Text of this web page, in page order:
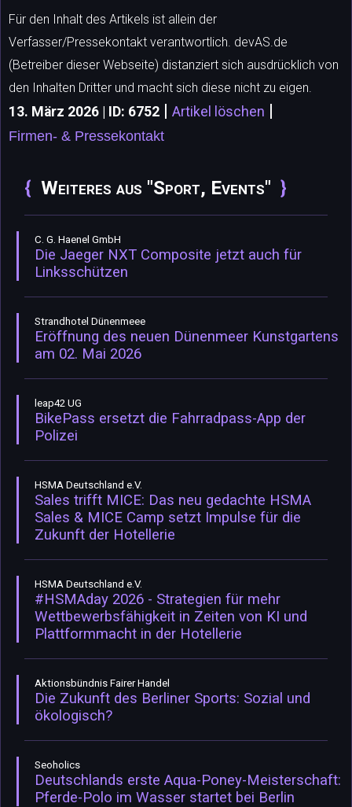
Für den Inhalt des Artikels ist allein der
Verfasser/Pressekontakt verantwortlich. devAS.de
(Betreiber dieser Webseite) distanziert sich ausdrücklich von
den Inhalten Dritter und macht sich diese nicht zu eigen.
13. März 2026 | ID: 6752 | Artikel löschen |
Firmen- & Pressekontakt
Weiteres aus "Sport, Events"
C. G. Haenel GmbH
Die Jaeger NXT Composite jetzt auch für
Linksschützen
Strandhotel Dünenmeee
Eröffnung des neuen Dünenmeer Kunstgartens
am 02. Mai 2026
leap42 UG
BikePass ersetzt die Fahrradpass-App der
Polizei
HSMA Deutschland e.V.
Sales trifft MICE: Das neu gedachte HSMA
Sales & MICE Camp setzt Impulse für die
Zukunft der Hotellerie
HSMA Deutschland e.V.
#HSMAday 2026 - Strategien für mehr
Wettbewerbsfähigkeit in Zeiten von KI und
Plattformmacht in der Hotellerie
Aktionsbündnis Fairer Handel
Die Zukunft des Berliner Sports: Sozial und
ökologisch?
Seoholics
Deutschlands erste Aqua-Poney-Meisterschaft:
Pferde-Polo im Wasser startet bei Berlin